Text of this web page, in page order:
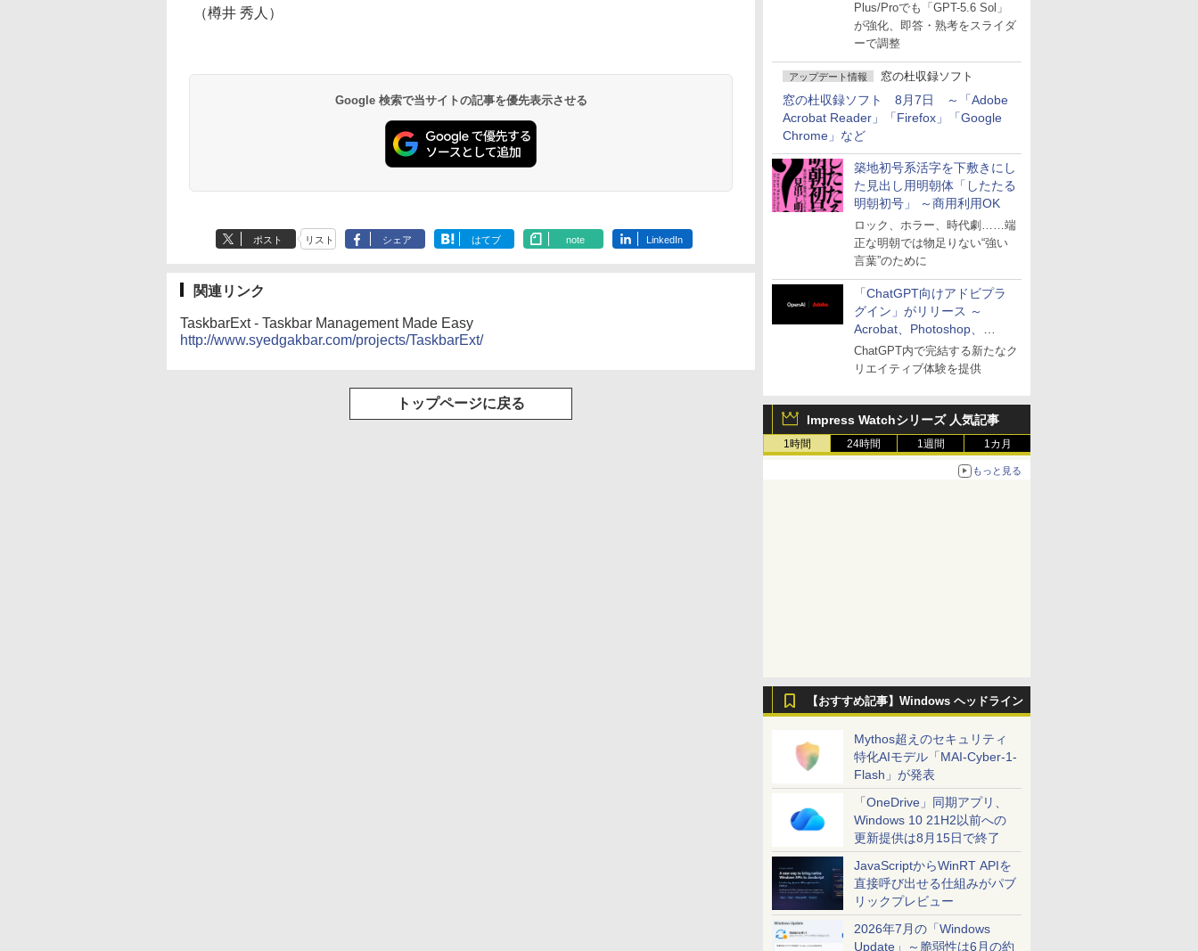
Plus/Proでも「GPT-5.6 Sol」
が強化、即答・熟考をスライダ
ーで調整
アップデート情報 窓の杜収録ソフト
窓の杜収録ソフト 8月7日 ～「Adobe
Acrobat Reader」「Firefox」「Google
Chrome」など
築地初号系活字を下敷きにし
た見出し用明朝体「したたる
明朝初号」 ～商用利用OK
ロック、ホラー、時代劇……端
正な明朝では物足りない“強い
言葉”のために
「ChatGPT向けアドビプラ
グイン」がリリース ～
Acrobat、Photoshop、
Premiereなどの機能を1つの
プラグインに統合
ChatGPT内で完結する新たなク
リエイティブ体験を提供
Impress Watchシリーズ 人気記事
1時間 24時間 1週間 1カ月
もっと見る
【おすすめ記事】Windows ヘッドライン
Mythos超えのセキュリティ
特化AIモデル「MAI-Cyber-1-
Flash」が発表
「OneDrive」同期アプリ、
Windows 10 21H2以前への
更新提供は8月15日で終了
JavaScriptからWinRT APIを
直接呼び出せる仕組みがパブ
リックプレビュー
2026年7月の「Windows
Update」～脆弱性は6月の約
FaceTime HDカメ
ラ、Touch ID - イン
（樽井 秀人）
Google 検索で当サイトの記事を優先表示させる
ポスト リスト シェア はてブ note LinkedIn
関連リンク
TaskbarExt - Taskbar Management Made Easy
http://www.syedgakbar.com/projects/TaskbarExt/
トップページに戻る